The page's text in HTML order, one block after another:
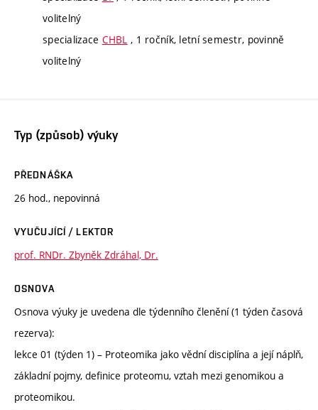
volitelný
specializace CHBL , 1 ročník, letní semestr, povinně
volitelný
Typ (způsob) výuky
PŘEDNÁŠKA
26 hod., nepovinná
VYUČUJÍCÍ / LEKTOR
prof. RNDr. Zbyněk Zdráhal, Dr.
OSNOVA
Osnova výuky je uvedena dle týdenního členění (1 týden časová
rezerva):
lekce 01 (týden 1) – Proteomika jako vědní disciplína a její náplň,
základní pojmy, definice proteomu, vztah mezi genomikou a
proteomikou.